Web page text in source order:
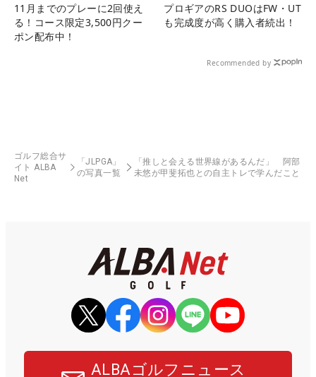
11月までのプレーに2回使え
る！コース限定3,500円クー
ポン配布中！
プロギアのRS DUOはFW・UT
も完成度が高く購入者続出！
Recommended by
ゴルフ総合サ
イト ALBA
Net
「JLPGA」
の写真一覧
「推しと会える世界線があるんだ」 阿部
未悠が甲斐拓也との自主トレで学んだこと
ALBAゴルフニュース